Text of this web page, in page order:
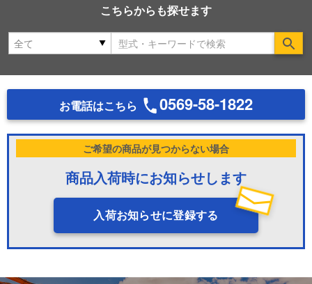
こちらからも探せます
お電話はこちら 0569-58-1822
ご希望の商品が見つからない場合
商品入荷時にお知らせします
入荷お知らせに登録する